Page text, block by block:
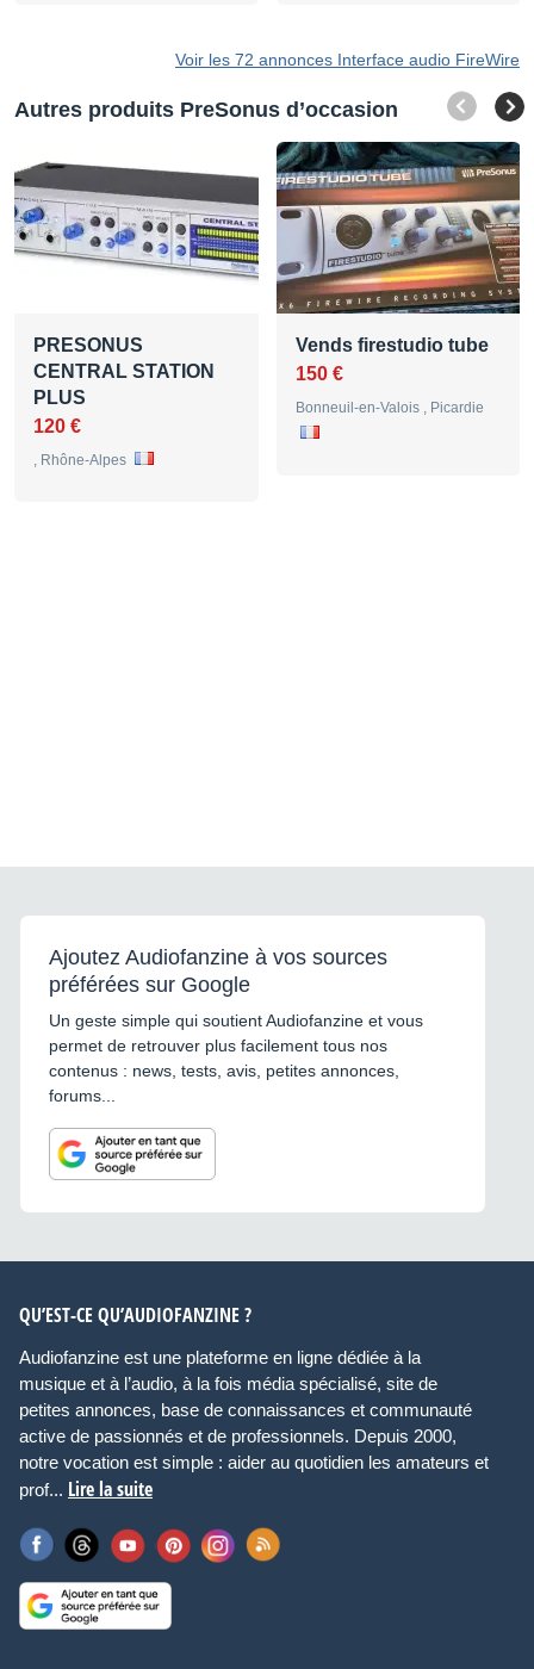
Voir les 72 annonces Interface audio FireWire
Autres produits PreSonus d’occasion
PRESONUS
CENTRAL STATION
PLUS
120 €
, Rhône-Alpes
Vends firestudio tube
150 €
Bonneuil-en-Valois , Picardie
Ajoutez Audiofanzine à vos sources
préférées sur Google
Un geste simple qui soutient Audiofanzine et vous
permet de retrouver plus facilement tous nos
contenus : news, tests, avis, petites annonces,
forums...
QU’EST-CE QU’AUDIOFANZINE ?
Audiofanzine est une plateforme en ligne dédiée à la
musique et à l’audio, à la fois média spécialisé, site de
petites annonces, base de connaissances et communauté
active de passionnés et de professionnels. Depuis 2000,
notre vocation est simple : aider au quotidien les amateurs et
prof... Lire la suite